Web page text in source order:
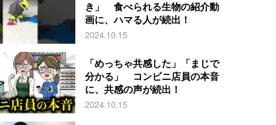
き」 食べられる生物の紹介動
画に、ハマる人が続出！
2024.10.15
「めっちゃ共感した」「まじで
分かる」 コンビニ店員の本音
に、共感の声が続出！
2024.10.15